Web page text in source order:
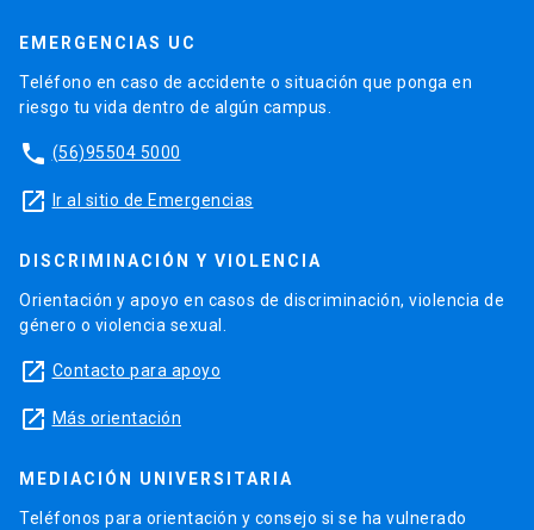
EMERGENCIAS UC
Teléfono en caso de accidente o situación que ponga en
riesgo tu vida dentro de algún campus.
phone (56)95504 5000
launch Ir al sitio de Emergencias
DISCRIMINACIÓN Y VIOLENCIA
Orientación y apoyo en casos de discriminación, violencia de
género o violencia sexual.
launch Contacto para apoyo
launch Más orientación
MEDIACIÓN UNIVERSITARIA
Teléfonos para orientación y consejo si se ha vulnerado